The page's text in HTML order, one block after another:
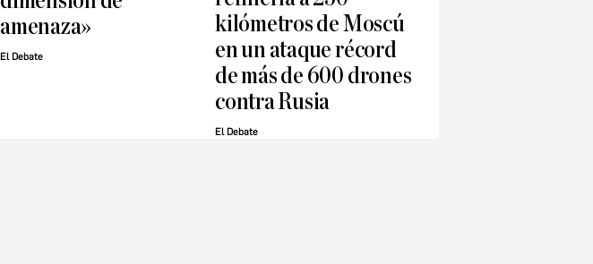
amenaza»
El Debate
kilómetros de Moscú
en un ataque récord
de más de 600 drones
contra Rusia
El Debate